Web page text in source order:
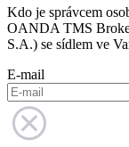
Kdo je správcem
OANDA TMS
S.A.) se sídlem ve
E-mail